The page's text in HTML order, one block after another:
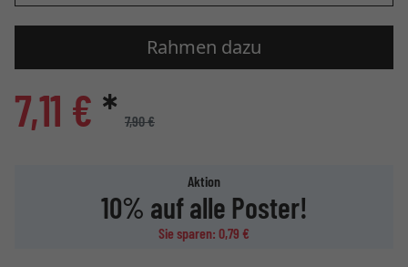
Rahmen dazu
7,11 € * 7,90 €
Aktion
10% auf alle Poster!
Sie sparen: 0,79 €